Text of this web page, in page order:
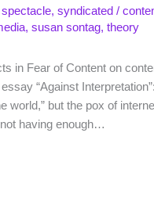
spectacle,syndicated /
,susan sontag,theory
in Fear of Content on
“Against
world,” but the pox of
having enough…